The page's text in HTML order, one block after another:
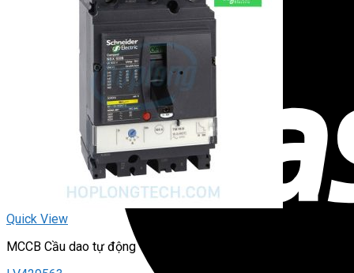
Quick View
MCCB Cầu dao tự động – dạng khối (Loại chỉnh dòng)